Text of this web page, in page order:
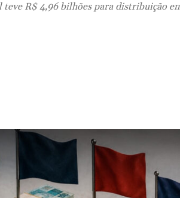
teve R$ 4,96 bilhões para distribuição